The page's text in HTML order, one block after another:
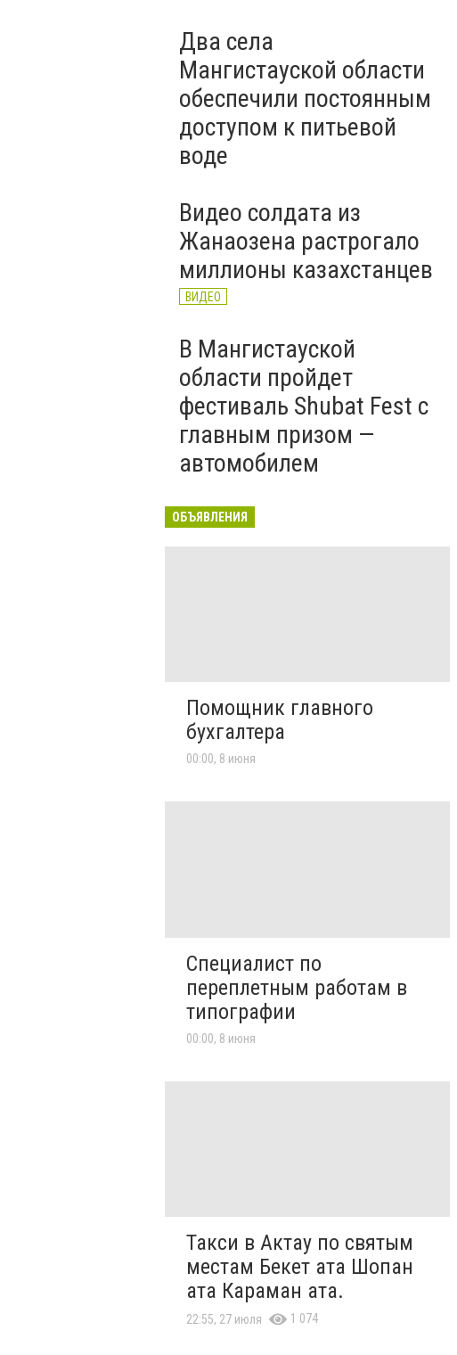
Два села
Мангистауской области
обеспечили постоянным
доступом к питьевой
воде
Видео солдата из
Жанаозена растрогало
миллионы казахстанцев
ВИДЕО
В Мангистауской
области пройдет
фестиваль Shubat Fest с
главным призом —
автомобилем
ОБЪЯВЛЕНИЯ
Помощник главного
бухгалтера
00:00, 8 июня
Специалист по
переплетным работам в
типографии
00:00, 8 июня
Такси в Актау по святым
местам Бекет ата Шопан
ата Караман ата.
22:55, 27 июля 1 074